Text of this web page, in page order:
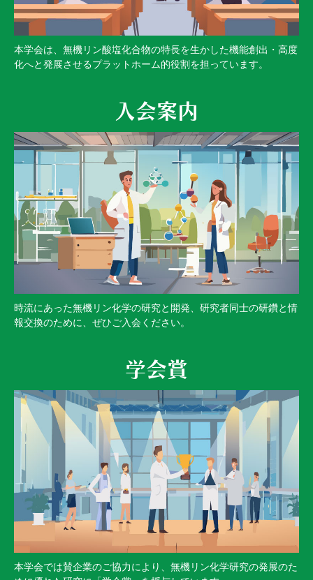
本学会は、無機リン酸塩化合物の特長を生かした機能創出・高度
化へと発展させるプラットホーム的役割を担っています。
入会案内
時流にあった無機リン化学の研究と開発、研究者同士の研鑽と情
報交換のために、ぜひご入会ください。
学会賞
本学会では賛企業のご協力により、無機リン化学研究の発展のた